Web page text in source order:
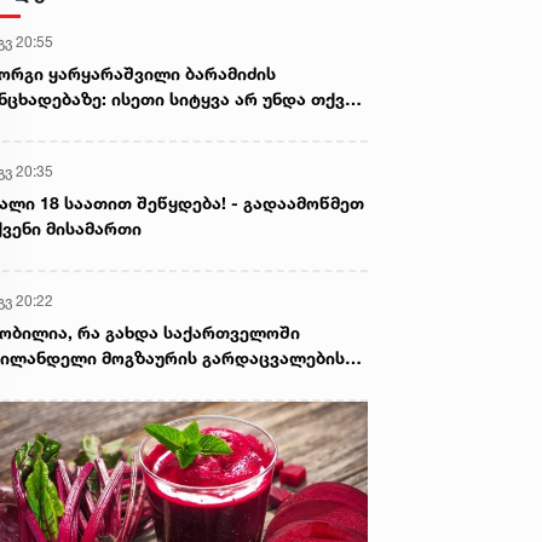
20:55
ყარყარაშვილი ბარამიძის
ისეთი სიტყვა არ უნდა თქვა,
წარმოაჩენს, შენი სიტყვები
და რუსული სააგენტოების მიერ
წაღებული და ყველა ქართველს
20:35
18 საათით შეწყდება! - გადაამოწმეთ
მისამართი
20:22
რა გახდა საქართველოში
მოგზაურის გარდაცვალების